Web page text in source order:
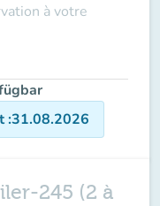
à votre
:31.08.2026
245 (2 à